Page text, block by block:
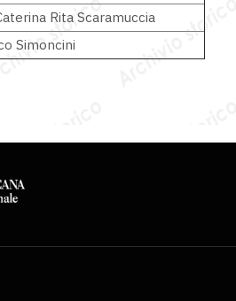
Rita Scaramuccia
Simoncini